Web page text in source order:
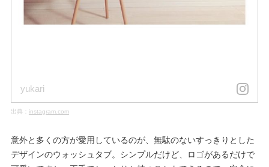
yukari
出典： instagram.com
意外と多くの方が愛用しているのが、無駄のないすっきりとした
デザインのウォッシュタブ。シンプルだけど、ロゴがあるだけで